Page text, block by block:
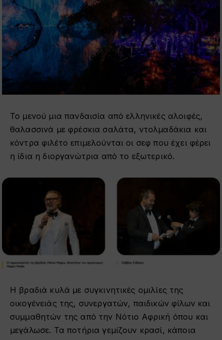
Το μενού μια πανδαισία από ελληνικές αλοιφές,
θαλασσινά με φρέσκια σαλάτα, ντολμαδάκια και
κόντρα φιλέτο επιμελούνται οι σεφ που έχει φέρει
η ίδια η διοργανώτρια από το εξωτερικό.
Η βραδιά κυλά με συγκινητικές ομιλίες της
οικογένειάς της, συνεργατών, παιδικών φίλων και
συμμαθητών της από την Νότιο Αφρική όπου και
μεγάλωσε. Τα ποτήρια γεμίζουν κρασί, κάποια